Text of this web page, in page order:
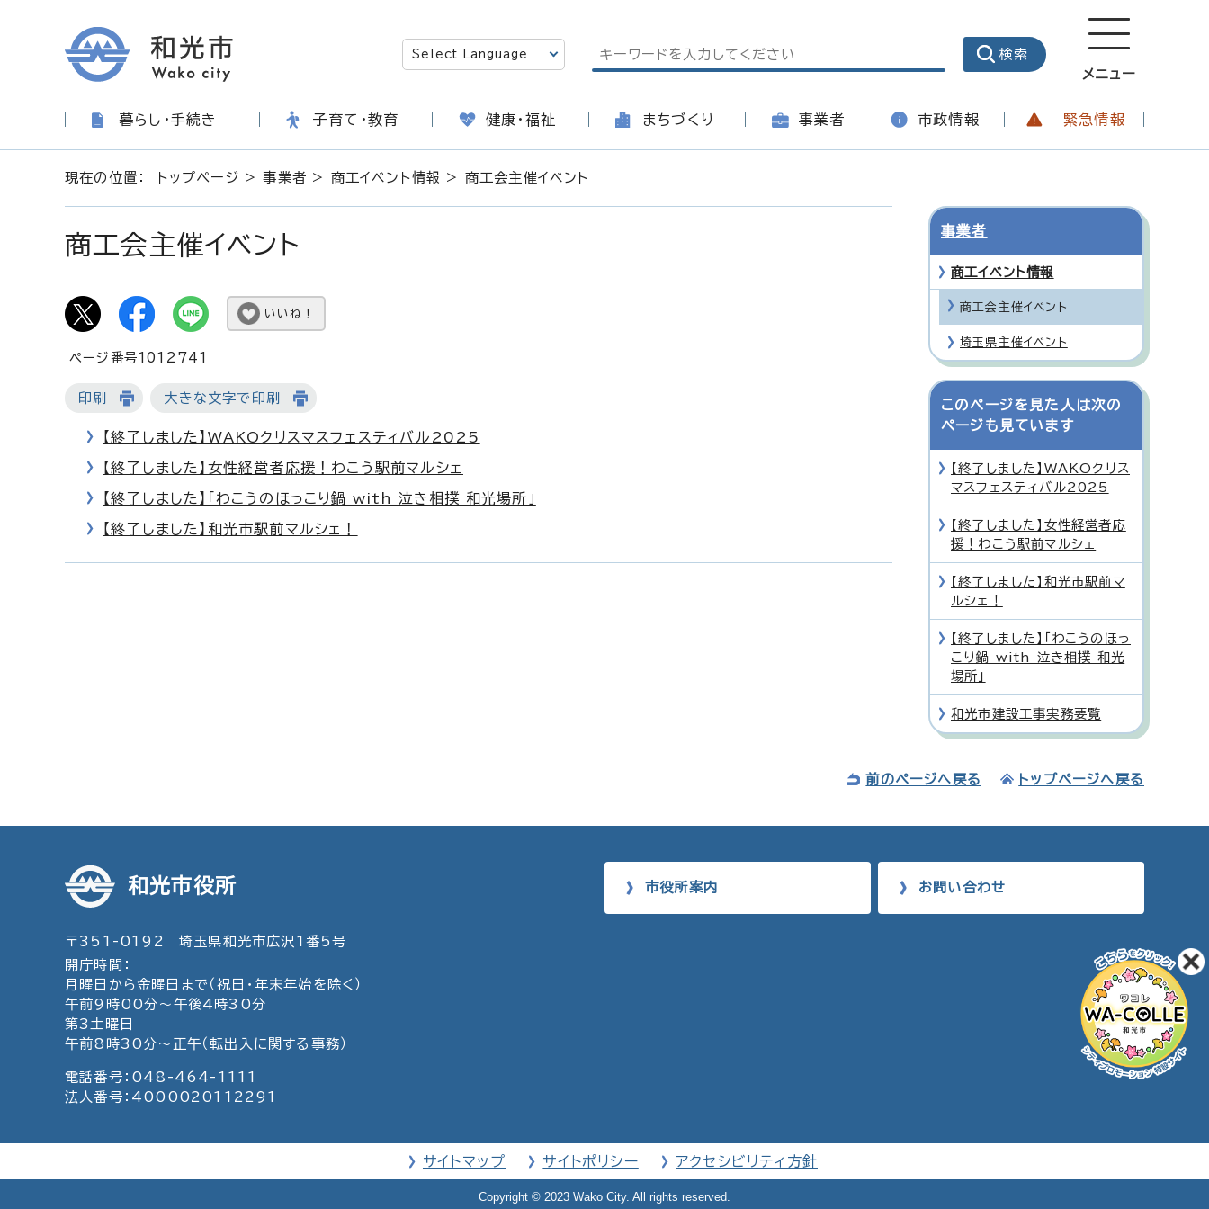
メニュー
暮らし・手続き 子育て・教育 健康・福祉 まちづくり 事業者 市政情報 緊急情報
現在の位置： トップページ >事業者 > 商工イベント情報 > 商工会主催イベント
商工会主催イベント
いいね！
ページ番号1012741
印刷 大きな文字で印刷
【終了しました】WAKOクリスマスフェスティバル2025
【終了しました】女性経営者応援！わこう駅前マルシェ
【終了しました】「わこうのほっこり鍋 with 泣き相撲 和光場所」
【終了しました】和光市駅前マルシェ！
事業者
商工イベント情報
商工会主催イベント
埼玉県主催イベント
このページを見た人は次の
ページも見ています
【終了しました】WAKOクリス
マスフェスティバル2025
【終了しました】女性経営者応
援！わこう駅前マルシェ
【終了しました】和光市駅前マ
ルシェ！
【終了しました】「わこうのほっ
こり鍋 with 泣き相撲 和光
場所」
和光市建設工事実務要覧
前のページへ戻る トップページへ戻る
和光市役所
〒351-0192 埼玉県和光市広沢1番5号
開庁時間：
月曜日から金曜日まで（祝日・年末年始を除く）
午前9時00分～午後4時30分
第3土曜日
午前8時30分～正午（転出入に関する事務）
電話番号：048-464-1111
法人番号：4000020112291
市役所案内 お問い合わせ
サイトマップ サイトポリシー アクセシビリティ方針
Copyright © 2023 Wako City. All rights reserved.